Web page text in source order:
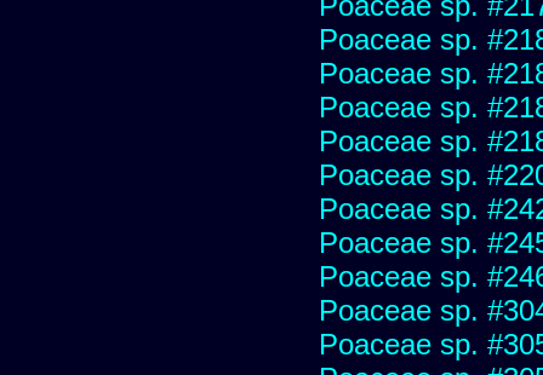
Poaceae sp.
Poaceae sp.
Poaceae sp.
Poaceae sp.
Poaceae sp.
Poaceae sp.
Poaceae sp.
Poaceae sp.
Poaceae sp.
Poaceae sp.